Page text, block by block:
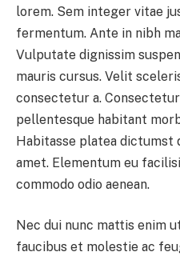
lorem. Sem integer vitae
fermentum. Ante in nibh
Vulputate dignissim
mauris cursus. Velit
consectetur a.
pellentesque habitant
Habitasse platea dictumst
amet. Elementum eu
commodo odio aenean.
Nec dui nunc mattis enim
faucibus et molestie ac